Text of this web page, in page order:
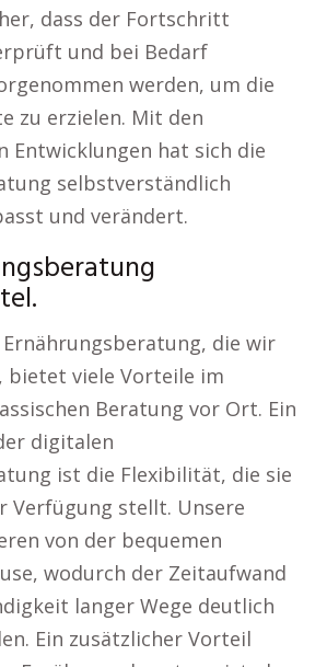
dass der Fortschritt
und bei Bedarf
werden, um die
zu erzielen. Mit den
Entwicklungen hat sich die
selbstverständlich
und verändert.
die wir
bietet viele Vorteile im
Beratung vor Ort. Ein
digitalen
ist die Flexibilität, die sie
Verfügung stellt. Unsere
von der bequemen
wodurch der Zeitaufwand
langer Wege deutlich
Ein zusätzlicher Vorteil